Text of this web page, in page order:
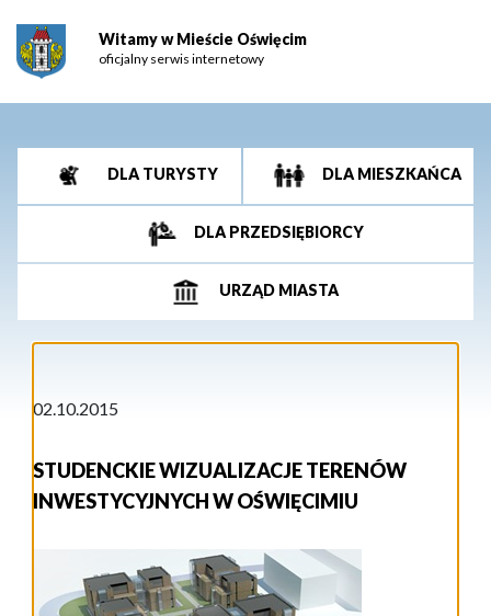
Witamy w Mieście Oświęcim
oficjalny serwis internetowy
DLA TURYSTY DLA MIESZKAŃCA
DLA PRZEDSIĘBIORCY
URZĄD MIASTA
02.10.2015
STUDENCKIE WIZUALIZACJE TERENÓW
INWESTYCYJNYCH W OŚWIĘCIMIU